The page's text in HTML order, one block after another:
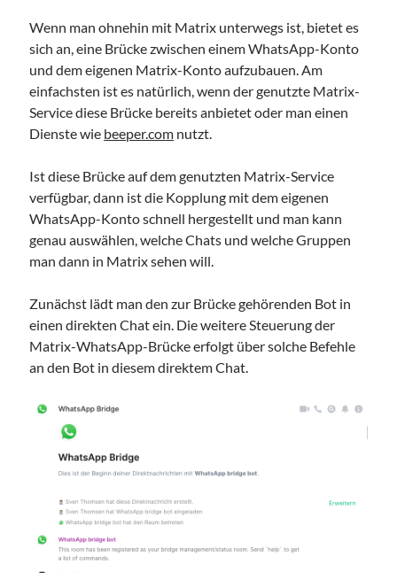
Wenn man ohnehin mit Matrix unterwegs ist, bietet es
sich an, eine Brücke zwischen einem WhatsApp-Konto
und dem eigenen Matrix-Konto aufzubauen. Am
einfachsten ist es natürlich, wenn der genutzte Matrix-
Service diese Brücke bereits anbietet oder man einen
Dienste wie beeper.com nutzt.
Ist diese Brücke auf dem genutzten Matrix-Service
verfügbar, dann ist die Kopplung mit dem eigenen
WhatsApp-Konto schnell hergestellt und man kann
genau auswählen, welche Chats und welche Gruppen
man dann in Matrix sehen will.
Zunächst lädt man den zur Brücke gehörenden Bot in
einen direkten Chat ein. Die weitere Steuerung der
Matrix-WhatsApp-Brücke erfolgt über solche Befehle
an den Bot in diesem direktem Chat.